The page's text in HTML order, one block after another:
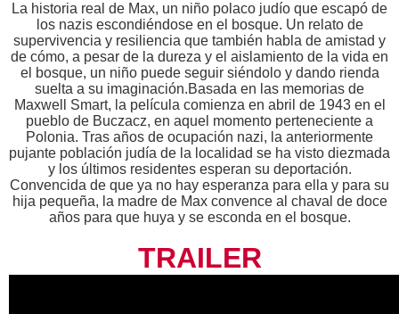
La historia real de Max, un niño polaco judío que escapó de
los nazis escondiéndose en el bosque. Un relato de
supervivencia y resiliencia que también habla de amistad y
de cómo, a pesar de la dureza y el aislamiento de la vida en
el bosque, un niño puede seguir siéndolo y dando rienda
suelta a su imaginación.Basada en las memorias de
Maxwell Smart, la película comienza en abril de 1943 en el
pueblo de Buczacz, en aquel momento perteneciente a
Polonia. Tras años de ocupación nazi, la anteriormente
pujante población judía de la localidad se ha visto diezmada
y los últimos residentes esperan su deportación.
Convencida de que ya no hay esperanza para ella y para su
hija pequeña, la madre de Max convence al chaval de doce
años para que huya y se esconda en el bosque.
TRAILER